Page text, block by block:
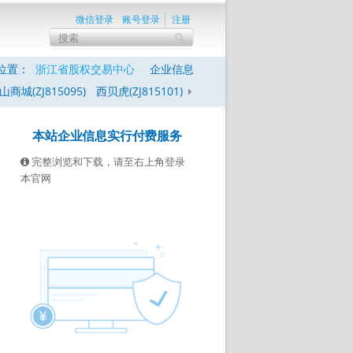
微信登录 账号登录 注册
置： 浙江省股权交易中心
企业信息
商城(ZJ815095)
西贝虎(ZJ815101)
本站企业信息实行付费服务
完整浏览和下载，请至右上角登录
本官网